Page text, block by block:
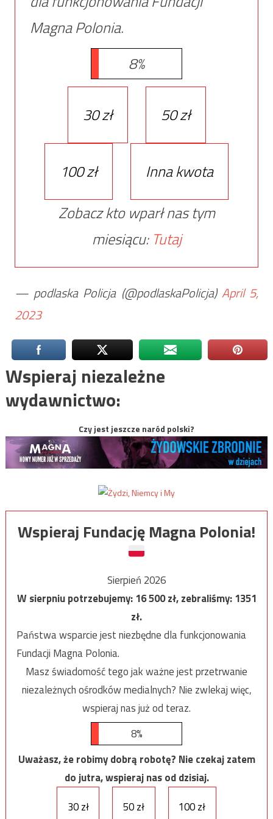
Magna Polonia.
8%
30 zł 50 zł
100 zł
Inna kwota
Zobacz kto wparł nas tym
miesiącu: Tutaj
— podlaska Policja (@podlaskaPolicja) April 5,
2023
Wspieraj niezależne
wydawnictwo:
Czy jest jeszcze naród polski?
Wspieraj Fundację Magna Polonia!
Sierpień 2026
W sierpniu potrzebujemy:16 500zł, zebraliśmy:1351
zł.
Państwa wsparcie jest niezbędne dla funkcjonowania
Fundacji Magna Polonia.
Masz świadomość tego jak ważne jest przetrwanie
niezależnych ośrodków medialnych? Nie zwlekaj więc,
wspieraj nas już od teraz.
8%
Uważasz, że robimy dobrą robotę? Nie czekaj zatem
do jutra, wspieraj nas od dzisiaj.
30 zł
50 zł 100 zł